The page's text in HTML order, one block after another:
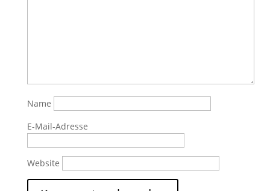
Name
E-Mail-Adresse
Website